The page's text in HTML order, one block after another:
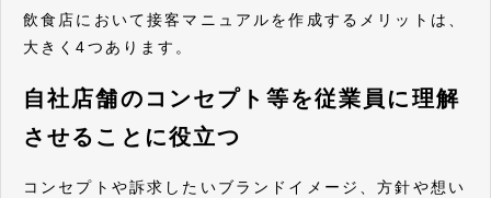
飲食店において接客マニュアルを作成するメリットは、
大きく4つあります。
自社店舗のコンセプト等を従業員に理解
させることに役立つ
コンセプトや訴求したいブランドイメージ、方針や想い